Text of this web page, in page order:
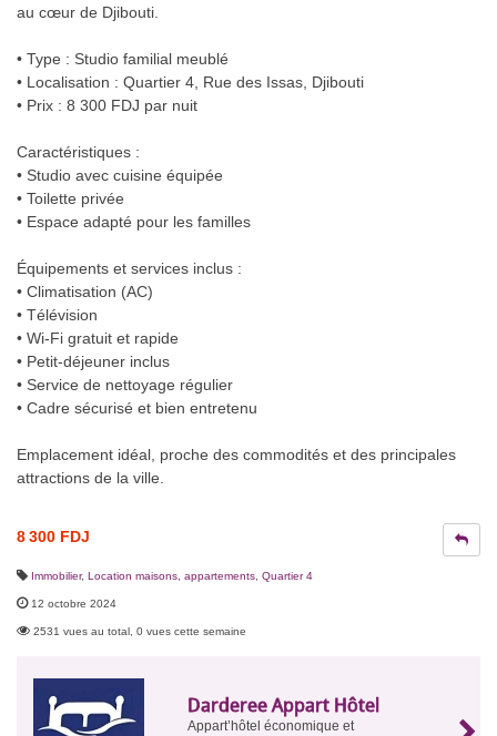
au cœur de Djibouti.
• Type : Studio familial meublé
• Localisation : Quartier 4, Rue des Issas, Djibouti
• Prix : 8 300 FDJ par nuit
Caractéristiques :
• Studio avec cuisine équipée
• Toilette privée
• Espace adapté pour les familles
Équipements et services inclus :
• Climatisation (AC)
• Télévision
• Wi-Fi gratuit et rapide
• Petit-déjeuner inclus
• Service de nettoyage régulier
• Cadre sécurisé et bien entretenu
Emplacement idéal, proche des commodités et des principales
attractions de la ville.
8 300 FDJ
Immobilier, Location maisons, appartements Quartier 4
12 octobre 2024
2531 vues au total, 0 vues cette semaine
DardereeAppart Hôtel
Appart’hôtel économique et